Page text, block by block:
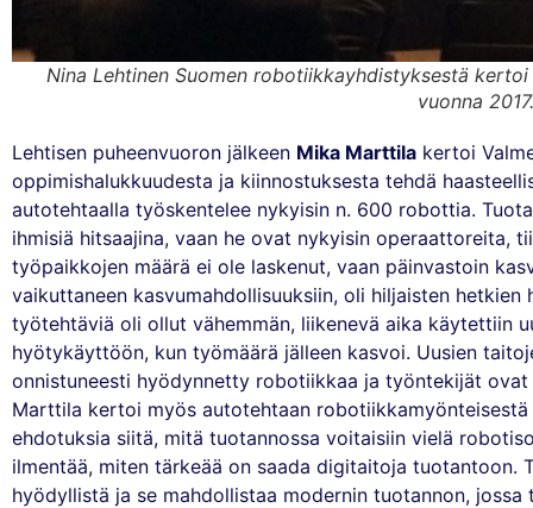
Nina Lehtinen Suomen robotiikkayhdistyksestä
vuonna 2017.
Lehtisen puheenvuoron jälkeen Mika Marttila kertoi
oppimishalukkuudesta ja kiinnostuksesta tehdä
autotehtaalla työskentelee nykyisin n. 600 robottia.
ihmisiä hitsaajina, vaan he ovat nykyisin operaattoreita,
työpaikkojen määrä ei ole laskenut, vaan päinvastoin
vaikuttaneen kasvumahdollisuuksiin, oli hiljaisten hetkien
työtehtäviä oli ollut vähemmän, liikenevä aika käytettiin
hyötykäyttöön, kun työmäärä jälleen kasvoi. Uusien
onnistuneesti hyödynnetty robotiikkaa ja työntekijät
Marttila kertoi myös autotehtaan
ehdotuksia siitä, mitä tuotannossa voitaisiin vielä
ilmentää, miten tärkeää on saada digitaitoja tuotantoon.
hyödyllistä ja se mahdollistaa modernin tuotannon,